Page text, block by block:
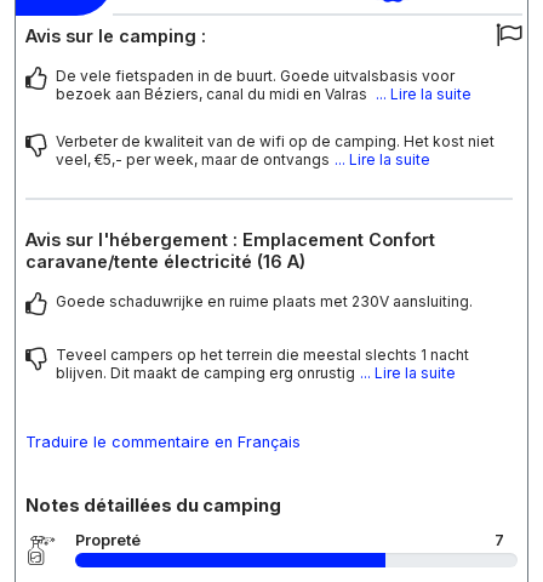
Avis sur le camping :
De vele fietspaden in de buurt. Goede uitvalsbasis voor
bezoek aan Béziers, canal du midi en Valras ... Lire la suite
Verbeter de kwaliteit van de wifi op de camping. Het kost niet
veel, €5,- per week, maar de ontvangs ... Lire la suite
Avis sur l'hébergement : Emplacement Confort
caravane/tente électricité (16 A)
Goede schaduwrijke en ruime plaats met 230V aansluiting.
Teveel campers op het terrein die meestal slechts 1 nacht
blijven. Dit maakt de camping erg onrustig ... Lire la suite
Traduire le commentaire en Français
Notes détaillées du camping
Propreté 7